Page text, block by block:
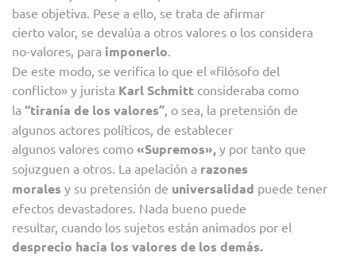
base objetiva. Pese a ello, se trata de afirmar
cierto valor, se devalúa a otros valores o los considera
no-valores, para imponerlo.
De este modo, se verifica lo que el «filósofo del
conflicto» y jurista Karl Schmitt consideraba como
la “tiranía de los valores”, o sea, la pretensión de
algunos actores políticos, de establecer
algunos valores como «Supremos», y por tanto que
sojuzguen a otros. La apelación a razones
morales y su pretensión de universalidad puede tener
efectos devastadores. Nada bueno puede
resultar, cuando los sujetos están animados por el
desprecio hacia los valores de los demás.